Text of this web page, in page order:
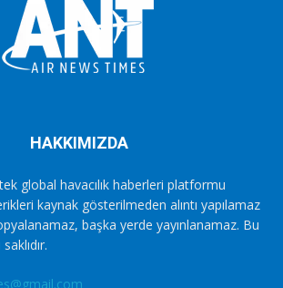
HAKKIMIZDA
global havacılık haberleri platformu
kaynak gösterilmeden alıntı yapılamaz
başka yerde yayınlanamaz. Bu